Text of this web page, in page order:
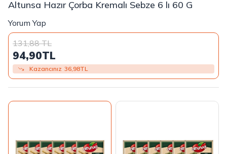
Altunsa Hazır Çorba Kremalı Sebze 6 lı 60 G
Yorum Yap
131,88TL
94,90TL
Kazancınız 36,98TL